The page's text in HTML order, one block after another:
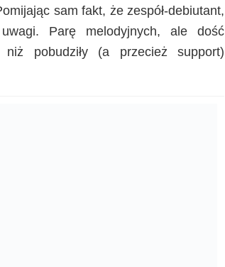
sam fakt, że zespół-debiutant,
Parę melodyjnych, ale dość
niż pobudziły (a przecież support)